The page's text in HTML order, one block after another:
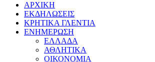
ΑΡΧΙΚΗ
ΕΚΔΗΛΩΣΕΙΣ
ΚΡΗΤΙΚΑ ΓΛΕΝΤΙΑ
ΕΝΗΜΕΡΩΣΗ
ΕΛΛΑΔΑ
ΑΘΛΗΤΙΚΑ
ΟΙΚΟΝΟΜΙΑ